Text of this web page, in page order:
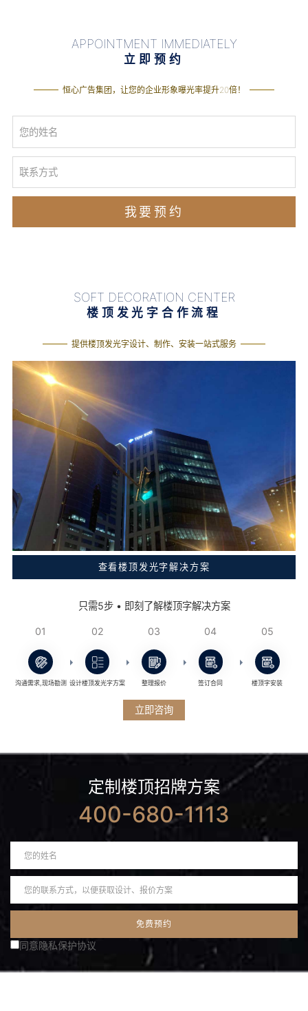
APPOINTMENT IMMEDIATELY
立即预约
恒心广告集团，让您的企业形象曝光率提升20倍！
SOFT DECORATION CENTER
楼顶发光字合作流程
提供楼顶发光字设计、制作、安装一站式服务
查看楼顶发光字解决方案
只需5步 • 即刻了解楼顶字解决方案
01
沟通需求,现场勘测
02
设计楼顶发光字方案
03
整理报价
04
签订合同
05
楼顶字安装
立即咨询
定制楼顶招牌方案
400-680-1113
同意隐私保护协议